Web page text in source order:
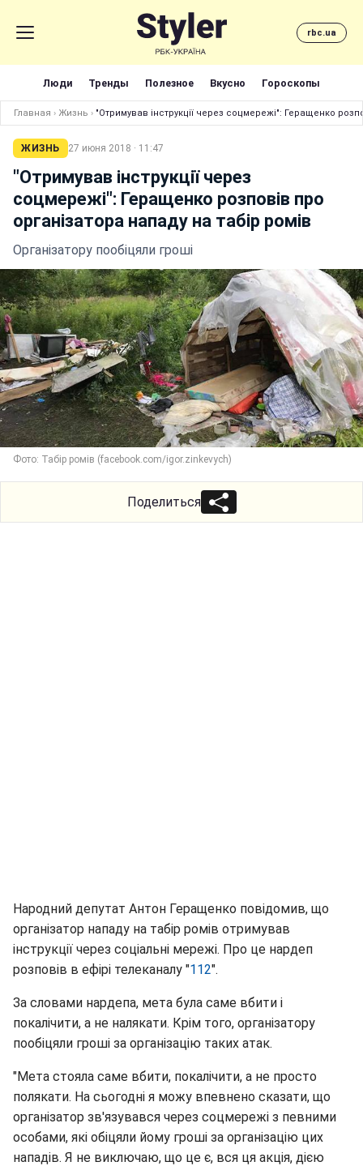
rbc.ua
Люди Тренды Полезное Вкусно Гороскопы
Главная › Жизнь › "Отримував інструкції через соцмережі": Геращенко
ЖИЗНЬ 27 июня 2018 · 11:47
"Отримував інструкції через
соцмережі": Геращенко розповів про
організатора нападу на табір ромів
Організатору пообіцяли гроші
Фото: Табір ромів (facebook.com/igor.zinkevych)
Поделиться
Народний депутат Антон Геращенко повідомив, що
організатор нападу на табір ромів отримував
інструкції через соціальні мережі. Про це нардеп
розповів в ефірі телеканалу "112".
За словами нардепа, мета була саме вбити і
покалічити, а не налякати. Крім того, організатору
пообіцяли гроші за організацію таких атак.
"Мета стояла саме вбити, покалічити, а не просто
полякати. На сьогодні я можу впевнено сказати, що
організатор зв'язувався через соцмережі з певними
особами, які обіцяли йому гроші за організацію цих
нападів. Я не виключаю, що це є, вся ця акція, дією